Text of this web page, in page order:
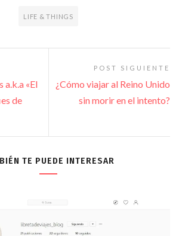
LIFE & THINGS
a.k.a «El
de
POST SIGUIENTE
¿Cómo viajar al Reino Unido
sin morir en el intento?
TE PUEDE INTERESAR